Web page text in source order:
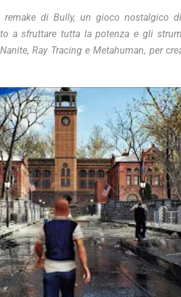
di Bully, un gioco nostalgico
a sfruttare tutta la potenza e gli
Ray Tracing e Metahuman, per